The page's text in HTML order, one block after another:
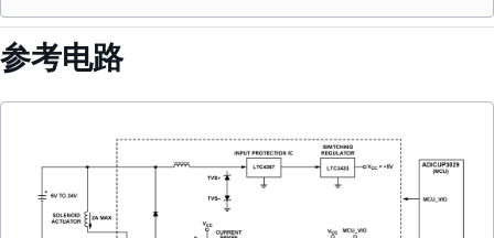
参考电路